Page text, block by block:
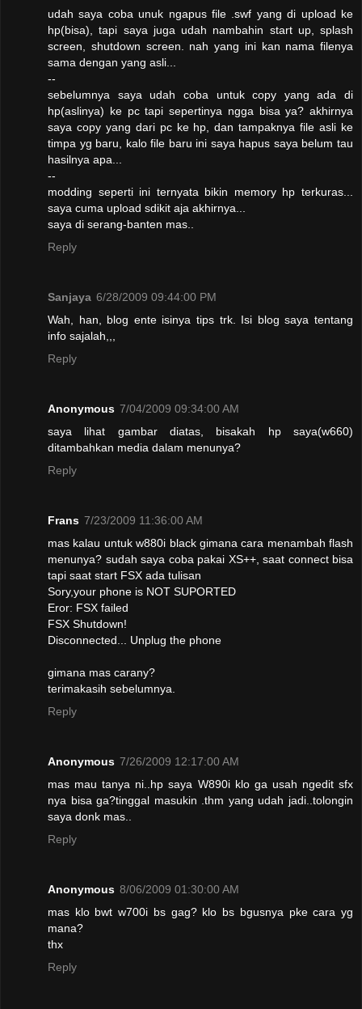
udah saya coba unuk ngapus file .swf yang di upload ke
hp(bisa), tapi saya juga udah nambahin start up, splash
screen, shutdown screen. nah yang ini kan nama filenya
sama dengan yang asli...
--
sebelumnya saya udah coba untuk copy yang ada di
hp(aslinya) ke pc tapi sepertinya ngga bisa ya? akhirnya
saya copy yang dari pc ke hp, dan tampaknya file asli ke
timpa yg baru, kalo file baru ini saya hapus saya belum tau
hasilnya apa...
--
modding seperti ini ternyata bikin memory hp terkuras...
saya cuma upload sdikit aja akhirnya...
saya di serang-banten mas..
Reply
Sanjaya 6/28/2009 09:44:00 PM
Wah, han, blog ente isinya tips trk. Isi blog saya tentang
info sajalah,,,
Reply
Anonymous 7/04/2009 09:34:00 AM
saya lihat gambar diatas, bisakah hp saya(w660)
ditambahkan media dalam menunya?
Reply
Frans 7/23/2009 11:36:00 AM
mas kalau untuk w880i black gimana cara menambah flash
menunya? sudah saya coba pakai XS++, saat connect bisa
tapi saat start FSX ada tulisan
Sory,your phone is NOT SUPORTED
Eror: FSX failed
FSX Shutdown!
Disconnected... Unplug the phone
gimana mas carany?
terimakasih sebelumnya.
Reply
Anonymous 7/26/2009 12:17:00 AM
mas mau tanya ni..hp saya W890i klo ga usah ngedit sfx
nya bisa ga?tinggal masukin .thm yang udah jadi..tolongin
saya donk mas..
Reply
Anonymous 8/06/2009 01:30:00 AM
mas klo bwt w700i bs gag? klo bs bgusnya pke cara yg
mana?
thx
Reply